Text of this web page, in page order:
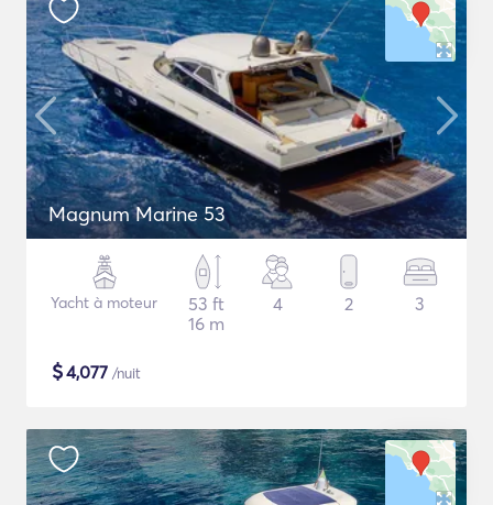
Magnum Marine 53
Yacht à moteur
53 ft
16 m
4 2 3
$4,077 /nuit